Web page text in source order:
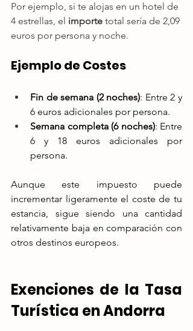
Por ejemplo, si te alojas en un hotel de
4 estrellas, el importe total sería de 2,09
euros por persona y noche.
Ejemplo de Costes
Fin de semana (2 noches): Entre 2 y
6 euros adicionales por persona.
Semana completa (6 noches): Entre
6 y 18 euros adicionales por
persona.
Aunque este impuesto puede
incrementar ligeramente el coste de tu
estancia, sigue siendo una cantidad
relativamente baja en comparación con
otros destinos europeos.
Exenciones de la Tasa
Turística en Andorra